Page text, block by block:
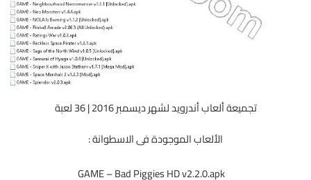
تجميعة ألعاب أندرويد لشهر ديسمبر 2016 | 36 لعبة
الألعاب الموجودة فى الاسطوانة :